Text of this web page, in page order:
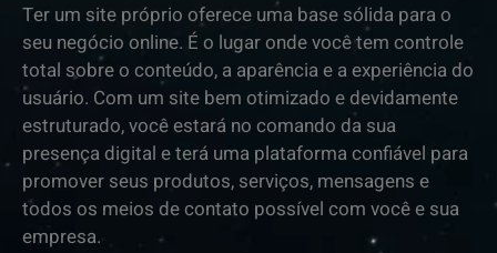
Ter um site próprio oferece uma base sólida para o
seu negócio online. É o lugar onde você tem controle
total sobre o conteúdo, a aparência e a experiência do
usuário. Com um site bem otimizado e devidamente
estruturado, você estará no comando da sua
presença digital e terá uma plataforma confiável para
promover seus produtos, serviços, mensagens e
todos os meios de contato possível com você e sua
empresa.